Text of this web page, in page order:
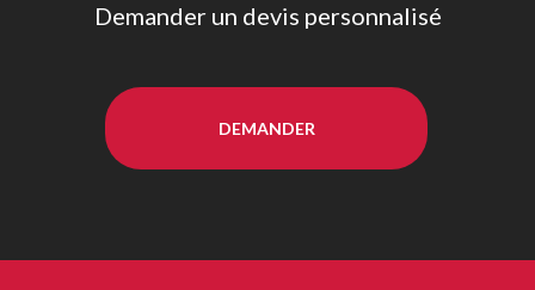
Demander un devis personnalisé
DEMANDER